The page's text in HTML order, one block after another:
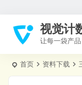
视觉计
让每一袋产
首页 资料下载